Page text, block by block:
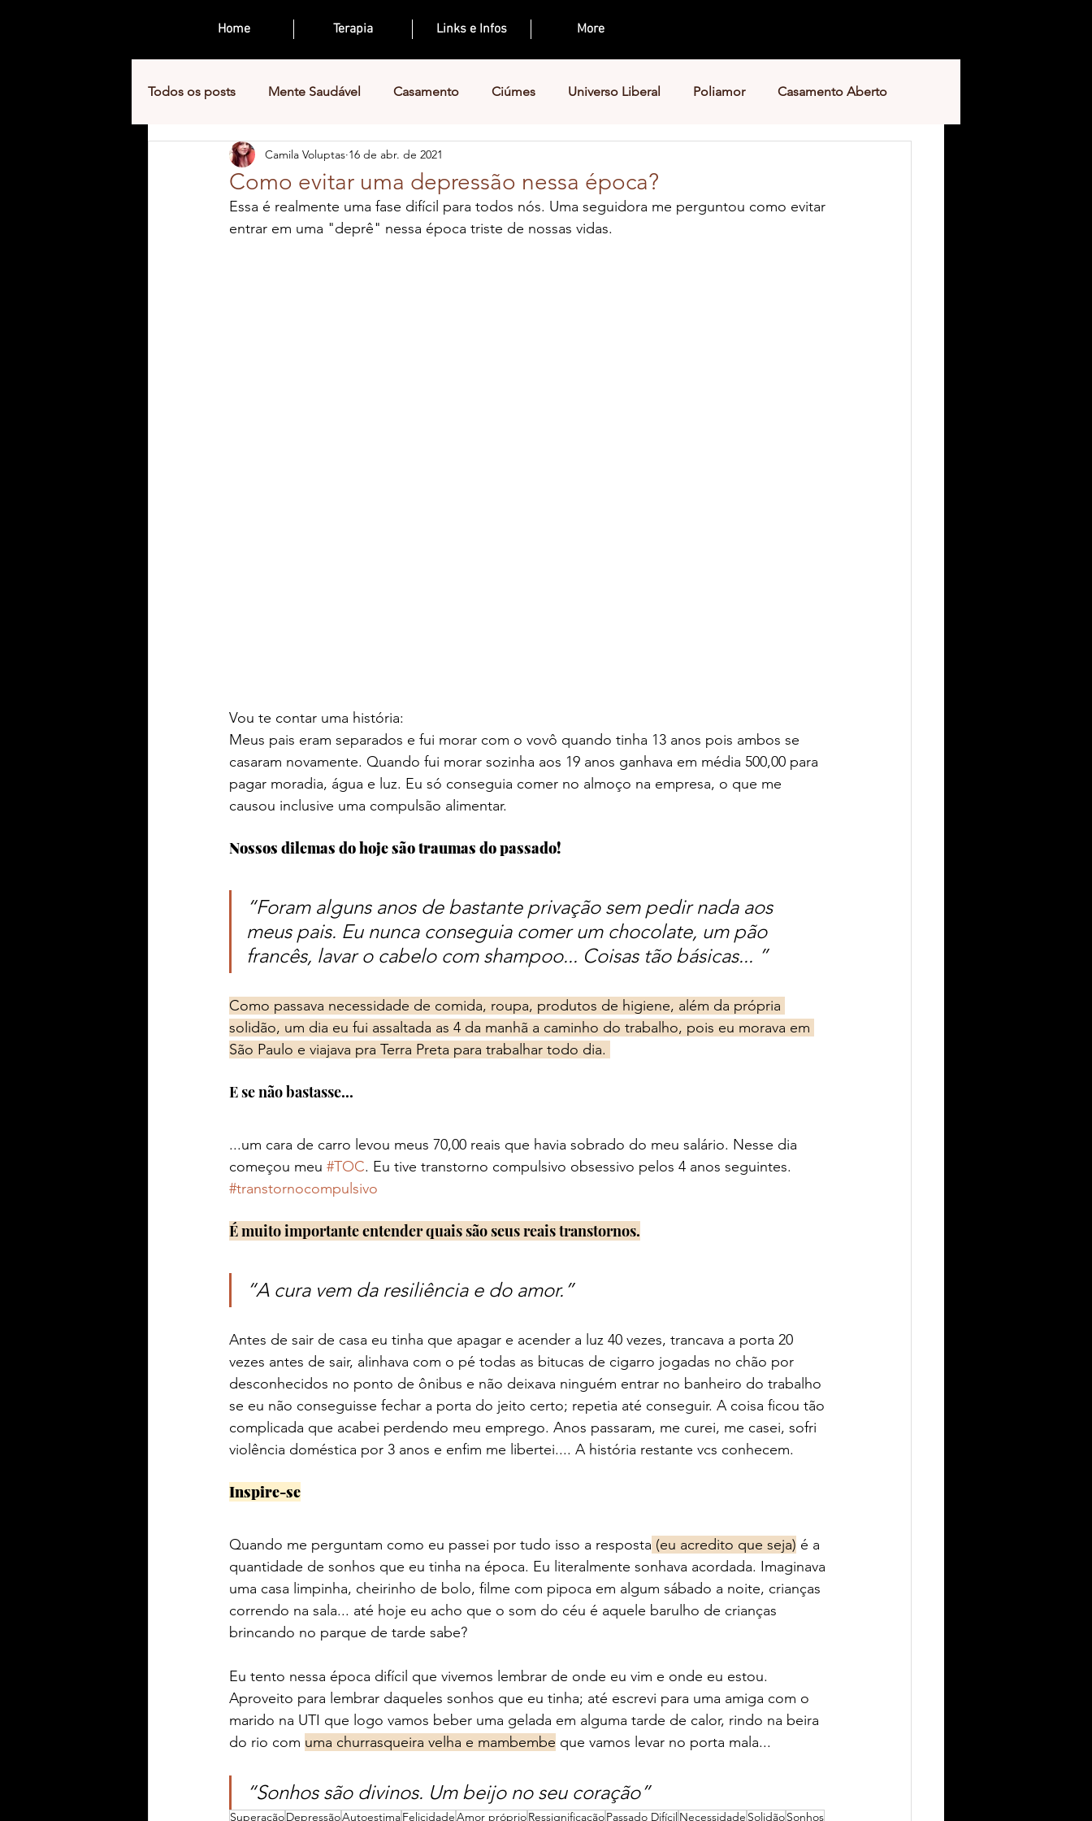
Home Terapia Links e Infos More
Todos os posts Mente Saudável Casamento Ciúmes Universo Liberal Poliamor Casamento Aberto
Fidelidade
Como evitar uma depressão nessa época?
Camila Voluptas 16 de abr. de 2021
Essa é realmente uma fase difícil para todos nós. Uma seguidora me perguntou como evitar
entrar em uma "deprê" nessa época triste de nossas vidas.
Vou te contar uma história:
Meus pais eram separados e fui morar com o vovô quando tinha 13 anos pois ambos se
casaram novamente. Quando fui morar sozinha aos 19 anos ganhava em média 500,00 para
pagar moradia, água e luz. Eu só conseguia comer no almoço na empresa, o que me
causou inclusive uma compulsão alimentar.
Nossos dilemas do hoje são traumas do passado!
“Foram alguns anos de bastante privação sem pedir nada aos
meus pais. Eu nunca conseguia comer um chocolate, um pão
francês, lavar o cabelo com shampoo... Coisas tão básicas... ”
Como passava necessidade de comida, roupa, produtos de higiene, além da própria
solidão, um dia eu fui assaltada as 4 da manhã a caminho do trabalho, pois eu morava em
São Paulo e viajava pra Terra Preta para trabalhar todo dia.
E se não bastasse...
...um cara de carro levou meus 70,00 reais que havia sobrado do meu salário. Nesse dia
começou meu #TOC. Eu tive transtorno compulsivo obsessivo pelos 4 anos seguintes.
#transtornocompulsivo
É muito importante entender quais são seus reais transtornos.
“A cura vem da resiliência e do amor.”
Antes de sair de casa eu tinha que apagar e acender a luz 40 vezes, trancava a porta 20
vezes antes de sair, alinhava com o pé todas as bitucas de cigarro jogadas no chão por
desconhecidos no ponto de ônibus e não deixava ninguém entrar no banheiro do trabalho
se eu não conseguisse fechar a porta do jeito certo; repetia até conseguir. A coisa ficou tão
complicada que acabei perdendo meu emprego. Anos passaram, me curei, me casei, sofri
violência doméstica por 3 anos e enfim me libertei.... A história restante vcs conhecem.
Inspire-se
Quando me perguntam como eu passei por tudo isso a resposta (eu acredito que seja) é a
quantidade de sonhos que eu tinha na época. Eu literalmente sonhava acordada. Imaginava
uma casa limpinha, cheirinho de bolo, filme com pipoca em algum sábado a noite, crianças
correndo na sala... até hoje eu acho que o som do céu é aquele barulho de crianças
brincando no parque de tarde sabe?
Eu tento nessa época difícil que vivemos lembrar de onde eu vim e onde eu estou.
Aproveito para lembrar daqueles sonhos que eu tinha; até escrevi para uma amiga com o
marido na UTI que logo vamos beber uma gelada em alguma tarde de calor, rindo na beira
do rio com uma churrasqueira velha e mambembe que vamos levar no porta mala...
“Sonhos são divinos. Um beijo no seu coração”
SuperaçãoDepressãoAutoestimaFelicidadeAmor próprioRessignificaçãoPassado DifícilNecessidade SolidãoSonhos